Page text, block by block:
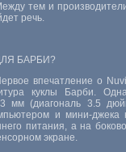
тем и
речь.
БАРБИ?
впечатление о
куклы Барби.
мм (диагональ 3.5
и мини-джека
питания, а на
экране.